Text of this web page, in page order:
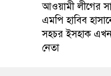
আওয়ামী লীগের
এমপি হাবিব
সহচর ইসহাক
নেতা